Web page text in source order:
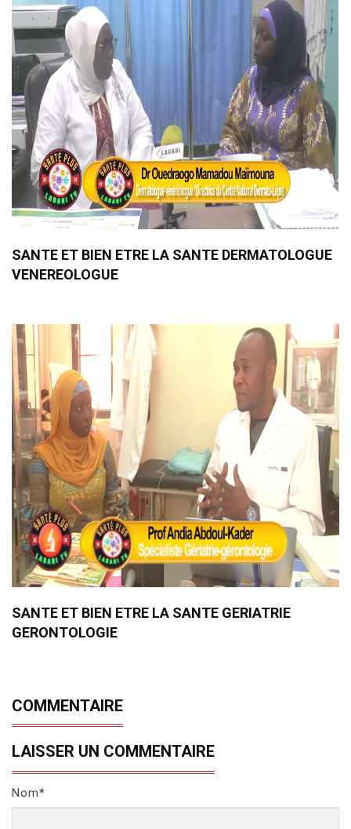
SANTE ET BIEN ETRE LA SANTE DERMATOLOGUE
VENEREOLOGUE
SANTE ET BIEN ETRE LA SANTE GERIATRIE
GERONTOLOGIE
COMMENTAIRE
LAISSER UN COMMENTAIRE
Nom*